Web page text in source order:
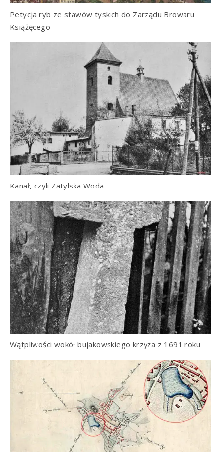
Petycja ryb ze stawów tyskich do Zarządu Browaru
Książęcego
Kanał, czyli Zatylska Woda
Wątpliwości wokół bujakowskiego krzyża z 1691 roku